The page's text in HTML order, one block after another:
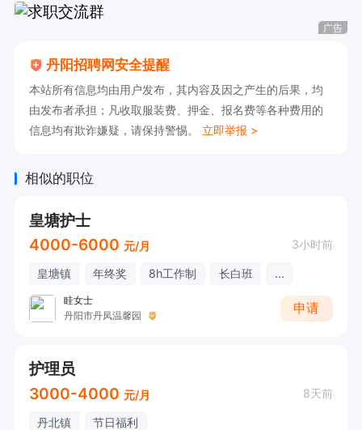
广告
丹阳招聘网安全提醒
本站所有信息均由用户发布，其内容及因之产生的后果，均
由发布者承担；凡收取服装费、押金、报名费等各种费用的
信息均有欺诈嫌疑，请保持警惕。 立即举报 >
相似的职位
皇塘护士
4000-6000 元/月 3小时前
皇塘镇 年终奖 8h工作制 长白班 ...
眭女士
丹阳市丹凤温馨园
申请
护理员
3000-4000 元/月 8天前
丹北镇 节日福利